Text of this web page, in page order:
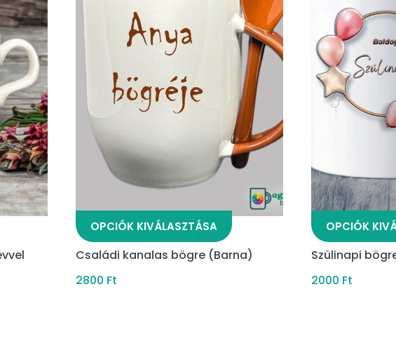
OPCIÓK KIVÁLASZTÁSA
Családi kanalas bögre (Barna)
2800 Ft
OPCIÓK
Szülinapi
2000 Ft